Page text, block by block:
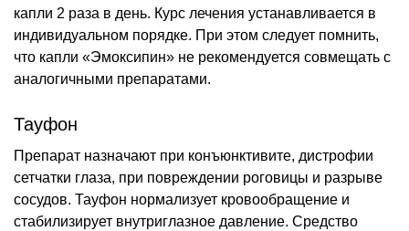
капли 2 раза в день. Курс лечения устанавливается в
индивидуальном порядке. При этом следует помнить,
что капли «Эмоксипин» не рекомендуется совмещать с
аналогичными препаратами.
Тауфон
Препарат назначают при конъюнктивите, дистрофии
сетчатки глаза, при повреждении роговицы и разрыве
сосудов. Тауфон нормализует кровообращение и
стабилизирует внутриглазное давление. Средство